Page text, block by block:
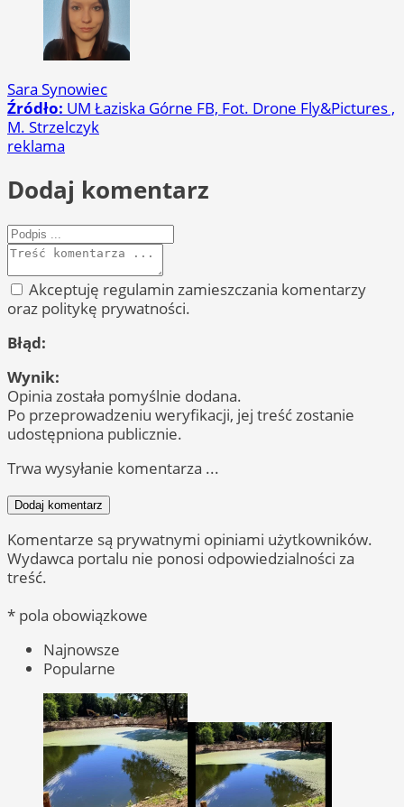
Sara Synowiec
Źródło: UM Łaziska Górne FB, Fot. Drone Fly&Pictures ,
M. Strzelczyk
reklama
Dodaj komentarz
Akceptuję regulamin zamieszczania komentarzy
oraz politykę prywatności.
Błąd:
Wynik:
Opinia została pomyślnie dodana.
Po przeprowadzeniu weryfikacji, jej treść zostanie
udostępniona publicznie.
Trwa wysyłanie komentarza ...
Dodaj komentarz
Komentarze są prywatnymi opiniami użytkowników.
Wydawca portalu nie ponosi odpowiedzialności za
treść.
* pola obowiązkowe
Najnowsze
Popularne